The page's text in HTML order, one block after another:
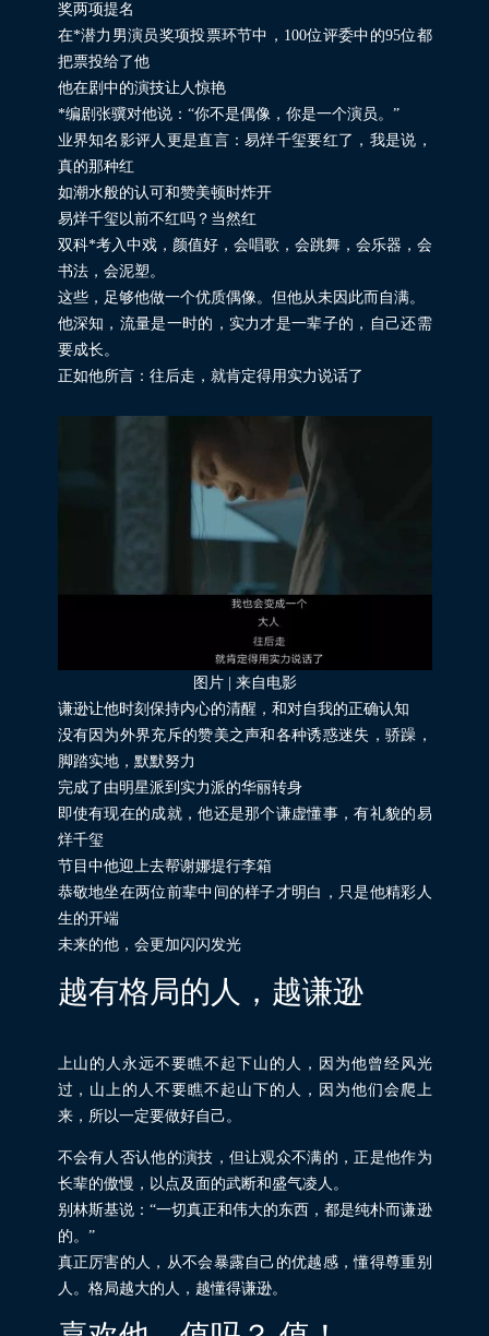
奖两项提名
在*潜力男演员奖项投票环节中，100位评委中的95位都
把票投给了他
他在剧中的演技让人惊艳
*编剧张骥对他说：“你不是偶像，你是一个演员。”
业界知名影评人更是直言：易烊千玺要红了，我是说，
真的那种红
如潮水般的认可和赞美顿时炸开
易烊千玺以前不红吗？当然红
双科*考入中戏，颜值好，会唱歌，会跳舞，会乐器，会
书法，会泥塑。
这些，足够他做一个优质偶像。但他从未因此而自满。
他深知，流量是一时的，实力才是一辈子的，自己还需
要成长。
正如他所言：往后走，就肯定得用实力说话了
图片 | 来自电影
谦逊让他时刻保持内心的清醒，和对自我的正确认知
没有因为外界充斥的赞美之声和各种诱惑迷失，骄躁，
脚踏实地，默默努力
完成了由明星派到实力派的华丽转身
即使有现在的成就，他还是那个谦虚懂事，有礼貌的易
烊千玺
节目中他迎上去帮谢娜提行李箱
恭敬地坐在两位前辈中间的样子才明白，只是他精彩人
生的开端
未来的他，会更加闪闪发光
越有格局的人，越谦逊
上山的人永远不要瞧不起下山的人，因为他曾经风光
过，山上的人不要瞧不起山下的人，因为他们会爬上
来，所以一定要做好自己。
不会有人否认他的演技，但让观众不满的，正是他作为
长辈的傲慢，以点及面的武断和盛气凌人。
别林斯基说：“一切真正和伟大的东西，都是纯朴而谦逊
的。”
真正厉害的人，从不会暴露自己的优越感，懂得尊重别
人。格局越大的人，越懂得谦逊。